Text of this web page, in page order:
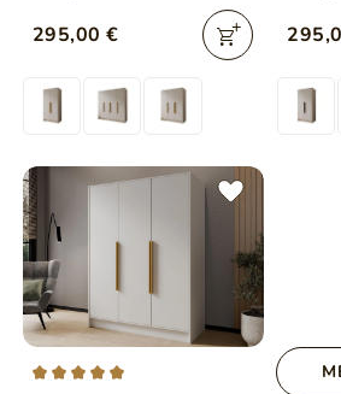
295,00 €